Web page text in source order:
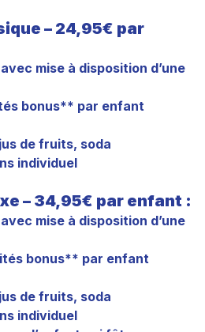
– 24,95€ par
mise à disposition d’une
bonus** par enfant
de fruits, soda
individuel
– 34,95€ par enfant :
mise à disposition d’une
bonus** par enfant
de fruits, soda
individuel